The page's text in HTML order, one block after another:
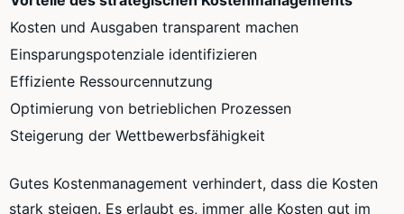
Kosten und Ausgaben transparent machen
Einsparungspotenziale identifizieren
Effiziente Ressourcennutzung
Optimierung von betrieblichen Prozessen
Steigerung der Wettbewerbsfähigkeit
Gutes Kostenmanagement verhindert, dass die Kosten
stark steigen. Es erlaubt es, immer alle Kosten gut im